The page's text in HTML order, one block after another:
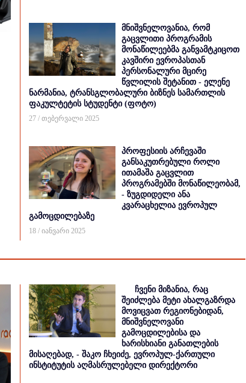
მნიშვნელოვანია, რომ
გაცვლითი პროგრამის
მონაწილეებმა განვამტკიცოთ
კავშირი ევროპასთან
პერსონალური მცირე
წვლილის შეტანით - ელენე
ნარმანია, ტრანსგლობალური ბიზნეს სამართლის
ფაკულტეტის სტუდენტი (ფოტო)
27 / თებერვალი 2025
პროფესიის არჩევაში
განსაკუთრებული როლი
ითამაშა გაცვლით
პროგრამებში მონაწილეობამ,
- ზუგდიდელი ანა
კვარაცხელია ევროპულ
გამოცდილებაზე
18 / იანვარი 2025
ჩვენი მიზანია, რაც
შეიძლება მეტი ახალგაზრდა
მოვიცვათ რეგიონებიდან,
მნიშვნელოვანი
გამოცდილებისა და
ხარისხიანი განათლების
მისაღებად, - შაკო ჩხეიძე, ევროპულ-ქართული
ინსტიტუტის აღმასრულებელი დირექტორი